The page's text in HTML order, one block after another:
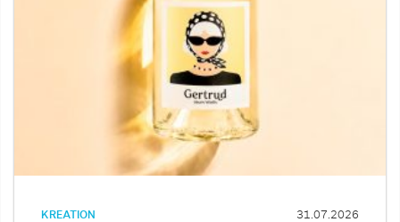
KREATION 31.07.2026